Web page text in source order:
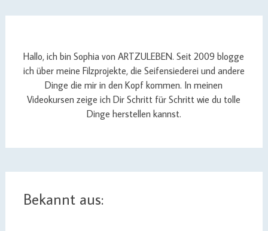
Hallo, ich bin Sophia von ARTZULEBEN. Seit 2009 blogge
ich über meine Filzprojekte, die Seifensiederei und andere
Dinge die mir in den Kopf kommen. In meinen
Videokursen zeige ich Dir Schritt für Schritt wie du tolle
Dinge herstellen kannst.
Bekannt aus: